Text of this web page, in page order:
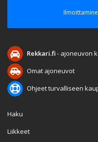
Rekkari.fi- ajoneuvon
Omat ajoneuvot
Ohjeet turvalliseen
Haku
Liikkeet